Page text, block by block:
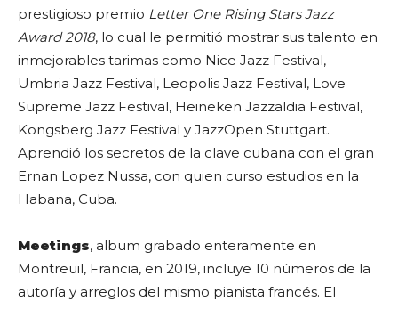
prestigioso premio Letter One Rising Stars Jazz
Award 2018, lo cual le permitió mostrar sus talento en
inmejorables tarimas como Nice Jazz Festival,
Umbria Jazz Festival, Leopolis Jazz Festival, Love
Supreme Jazz Festival, Heineken Jazzaldia Festival,
Kongsberg Jazz Festival y JazzOpen Stuttgart.
Aprendió los secretos de la clave cubana con el gran
Ernan Lopez Nussa, con quien curso estudios en la
Habana, Cuba.
Meetings, album grabado enteramente en
Montreuil, Francia, en 2019, incluye 10 números de la
autoría y arreglos del mismo pianista francés. El